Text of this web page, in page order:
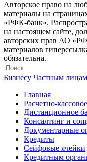
Авторское право на
материалы на
«РФК-банк».
на настоящем сайте,
авторских прав АО
материалов
обязательна.
Бизнесу Частным лицам
Главная
Расчетно-
Дистанционное
Консалтинг и
Документарные
Кредиты
Сейфовые ячейки
Кредитным